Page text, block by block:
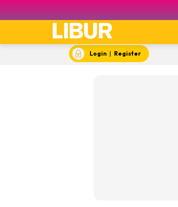
Login | Register